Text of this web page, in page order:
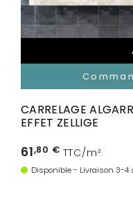
CARRELAGE
EFFET ZELLIGE
61,80 € TTC/m²
Disponible - Livraison 3-4